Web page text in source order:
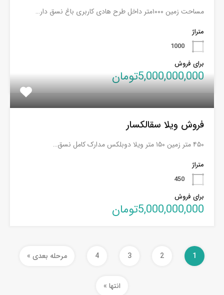
مساحت زمین ۱۰۰۰متر داخل طرح هادی کاربری باغ نسق دار…
متراژ
1000
برای فروش
5,000,000,000تومان
فروش ویلا سقالکسار
۴۵۰ متر زمین ۱۵۰ متر ویلا دوبلکس مدارک کامل نسق…
متراژ
450
برای فروش
5,000,000,000تومان
1
2
3
4 مرحله بعدی »
انتها »